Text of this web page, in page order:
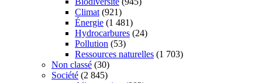
Climat (921)
Énergie (1 481)
Hydrocarbures (24)
Pollution (53)
Ressources naturelles (1 703)
Non classé (30)
Société (2 845)